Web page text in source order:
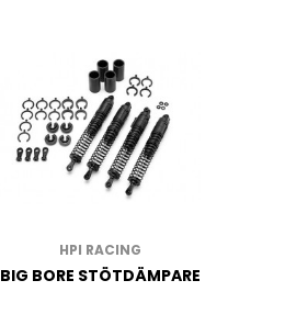
HPI RACING
BIG BORE STÖTDÄMPARE